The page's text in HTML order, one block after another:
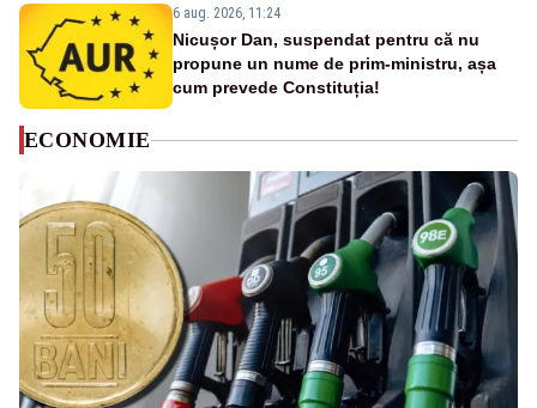
6 aug. 2026, 11:24
Nicușor Dan, suspendat pentru că nu
propune un nume de prim-ministru, așa
cum prevede Constituția!
ECONOMIE